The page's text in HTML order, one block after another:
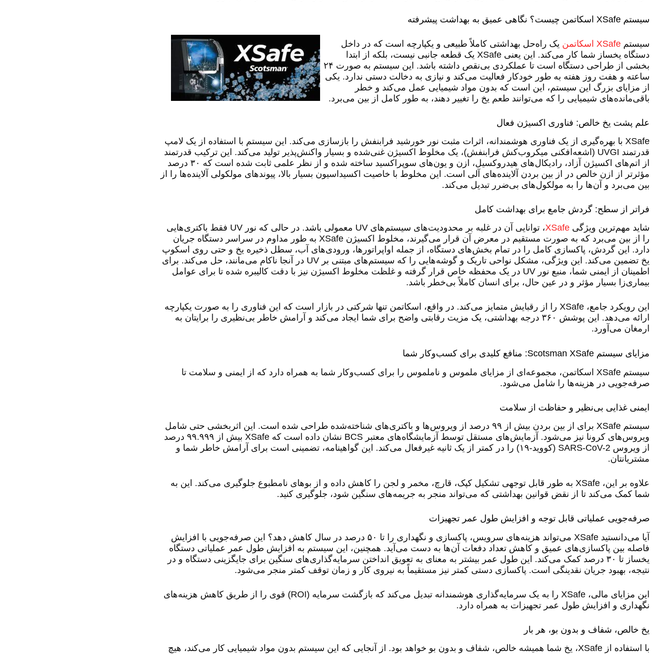
سیستم XSafe اسکاتمن چیست؟ نگاهی عمیق به بهداشت پیشرفته
سیستم XSafe اسکاتمن
یک راه‌حل بهداشتی کاملاً طبیعی و یکپارچه است که در داخل
دستگاه یخساز شما کار می‌کند. این یعنی XSafe یک قطعه جانبی نیست، بلکه از ابتدا
بخشی از طراحی دستگاه است تا عملکردی بی‌نقص داشته باشد. این سیستم به صورت ۲۴
ساعته و هفت روز هفته به طور خودکار فعالیت می‌کند و نیازی به دخالت دستی ندارد. یکی
از مزایای بزرگ این سیستم، این است که بدون مواد شیمیایی عمل می‌کند و خطر
باقی‌مانده‌های شیمیایی را که می‌توانند طعم یخ را تغییر دهند، به طور کامل از بین می‌برد.
علم پشت یخ خالص: فناوری اکسیژن فعال
XSafe با بهره‌گیری از یک فناوری هوشمندانه، اثرات مثبت نور خورشید فرابنفش را بازسازی می‌کند. این سیستم با استفاده از یک لامپ
قدرتمند UVGI (اشعه‌افکنی میکروب‌کش فرابنفش)، یک مخلوط اکسیژن غنی‌شده و بسیار واکنش‌پذیر تولید می‌کند. این ترکیب قدرتمند
از اتم‌های اکسیژن آزاد، رادیکال‌های هیدروکسیل، ازن و یون‌های سوپراکسید ساخته شده و از نظر علمی ثابت شده است که ۳۰ درصد
مؤثرتر از ازن خالص در از بین بردن آلاینده‌های آلی است. این مخلوط با خاصیت اکسیداسیون بسیار بالا، پیوندهای مولکولی آلاینده‌ها را از
بین می‌برد و آن‌ها را به مولکول‌های بی‌ضرر تبدیل می‌کند.
فراتر از سطح: گردش جامع برای بهداشت کامل
شاید مهم‌ترین ویژگی XSafe
، توانایی آن در غلبه بر محدودیت‌های سیستم‌های UV معمولی باشد. در حالی که نور UV فقط باکتری‌هایی
را از بین می‌برد که به صورت مستقیم در معرض آن قرار می‌گیرند، مخلوط اکسیژن XSafe به طور مداوم در سراسر دستگاه جریان
دارد. این گردش، پاکسازی کامل را در تمام بخش‌های دستگاه، از جمله اواپراتورها، ورودی‌های آب، سطل ذخیره یخ و حتی روی اسکوپ
یخ تضمین می‌کند. این ویژگی، مشکل نواحی تاریک و گوشه‌هایی را که سیستم‌های مبتنی بر UV در آنجا ناکام می‌مانند، حل می‌کند. برای
اطمینان از ایمنی شما، منبع نور UV در یک محفظه خاص قرار گرفته و غلظت مخلوط اکسیژن نیز با دقت کالیبره شده تا برای عوامل
بیماری‌زا بسیار مؤثر و در عین حال، برای انسان کاملاً بی‌خطر باشد.
این رویکرد جامع، XSafe را از رقبایش متمایز می‌کند. در واقع، اسکاتمن تنها شرکتی در بازار است که این فناوری را به صورت یکپارچه
ارائه می‌دهد. این پوشش ۳۶۰ درجه بهداشتی، یک مزیت رقابتی واضح برای شما ایجاد می‌کند و آرامش خاطر بی‌نظیری را برایتان به
ارمغان می‌آورد.
مزایای سیستم Scotsman XSafe: منافع کلیدی برای کسب‌وکار شما
سیستم XSafe اسکاتمن، مجموعه‌ای از مزایای ملموس و ناملموس را برای کسب‌وکار شما به همراه دارد که از ایمنی و سلامت تا
صرفه‌جویی در هزینه‌ها را شامل می‌شود.
ایمنی غذایی بی‌نظیر و حفاظت از سلامت
سیستم XSafe برای از بین بردن بیش از ۹۹ درصد از ویروس‌ها و باکتری‌های شناخته‌شده طراحی شده است. این اثربخشی حتی شامل
ویروس‌های کرونا نیز می‌شود. آزمایش‌های مستقل توسط آزمایشگاه‌های معتبر BCS نشان داده است که XSafe بیش از ۹۹.۹۹۹ درصد
از ویروس SARS-CoV-2 (کووید-۱۹) را در کمتر از یک ثانیه غیرفعال می‌کند. این گواهینامه، تضمینی است برای آرامش خاطر شما و
مشتریانتان.
علاوه بر این، XSafe به طور قابل توجهی تشکیل کپک، قارچ، مخمر و لجن را کاهش داده و از بوهای نامطبوع جلوگیری می‌کند. این به
شما کمک می‌کند تا از نقض قوانین بهداشتی که می‌تواند منجر به جریمه‌های سنگین شود، جلوگیری کنید.
صرفه‌جویی عملیاتی قابل توجه و افزایش طول عمر تجهیزات
آیا می‌دانستید XSafe می‌تواند هزینه‌های سرویس، پاکسازی و نگهداری را تا ۵۰ درصد در سال کاهش دهد؟ این صرفه‌جویی با افزایش
فاصله بین پاکسازی‌های عمیق و کاهش تعداد دفعات آن‌ها به دست می‌آید. همچنین، این سیستم به افزایش طول عمر عملیاتی دستگاه
یخساز تا ۳۰ درصد کمک می‌کند. این طول عمر بیشتر به معنای به تعویق انداختن سرمایه‌گذاری‌های سنگین برای جایگزینی دستگاه و در
نتیجه، بهبود جریان نقدینگی است. پاکسازی دستی کمتر نیز مستقیماً به نیروی کار و زمان توقف کمتر منجر می‌شود.
این مزایای مالی، XSafe را به یک سرمایه‌گذاری هوشمندانه تبدیل می‌کند که بازگشت سرمایه (ROI) قوی را از طریق کاهش هزینه‌های
نگهداری و افزایش طول عمر تجهیزات به همراه دارد.
یخ خالص، شفاف و بدون بو، هر بار
با استفاده از XSafe، یخ شما همیشه خالص، شفاف و بدون بو خواهد بود. از آنجایی که این سیستم بدون مواد شیمیایی کار می‌کند، هیچ